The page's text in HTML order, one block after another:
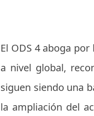
El ODS 4 aboga
a nivel global,
siguen siendo una
la ampliación del